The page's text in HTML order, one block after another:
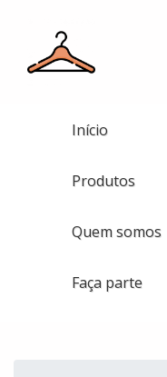
Início
Produtos
Quem somos
Faça parte